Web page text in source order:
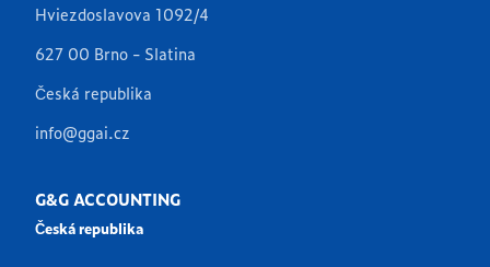
Hviezdoslavova 1092/4
627 00 Brno - Slatina
Česká republika
info@ggai.cz
G&G ACCOUNTING
Česká republika